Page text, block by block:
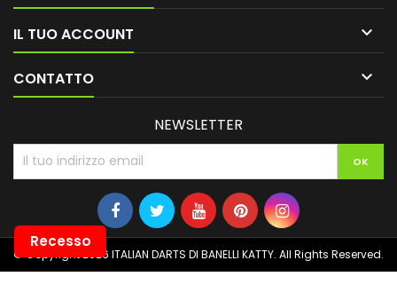
IL TUO ACCOUNT 
CONTATTO 
NEWSLETTER
© Copyright 2026 ITALIAN DARTS DI BANELLI KATTY. All Rights Reserved.
Recesso